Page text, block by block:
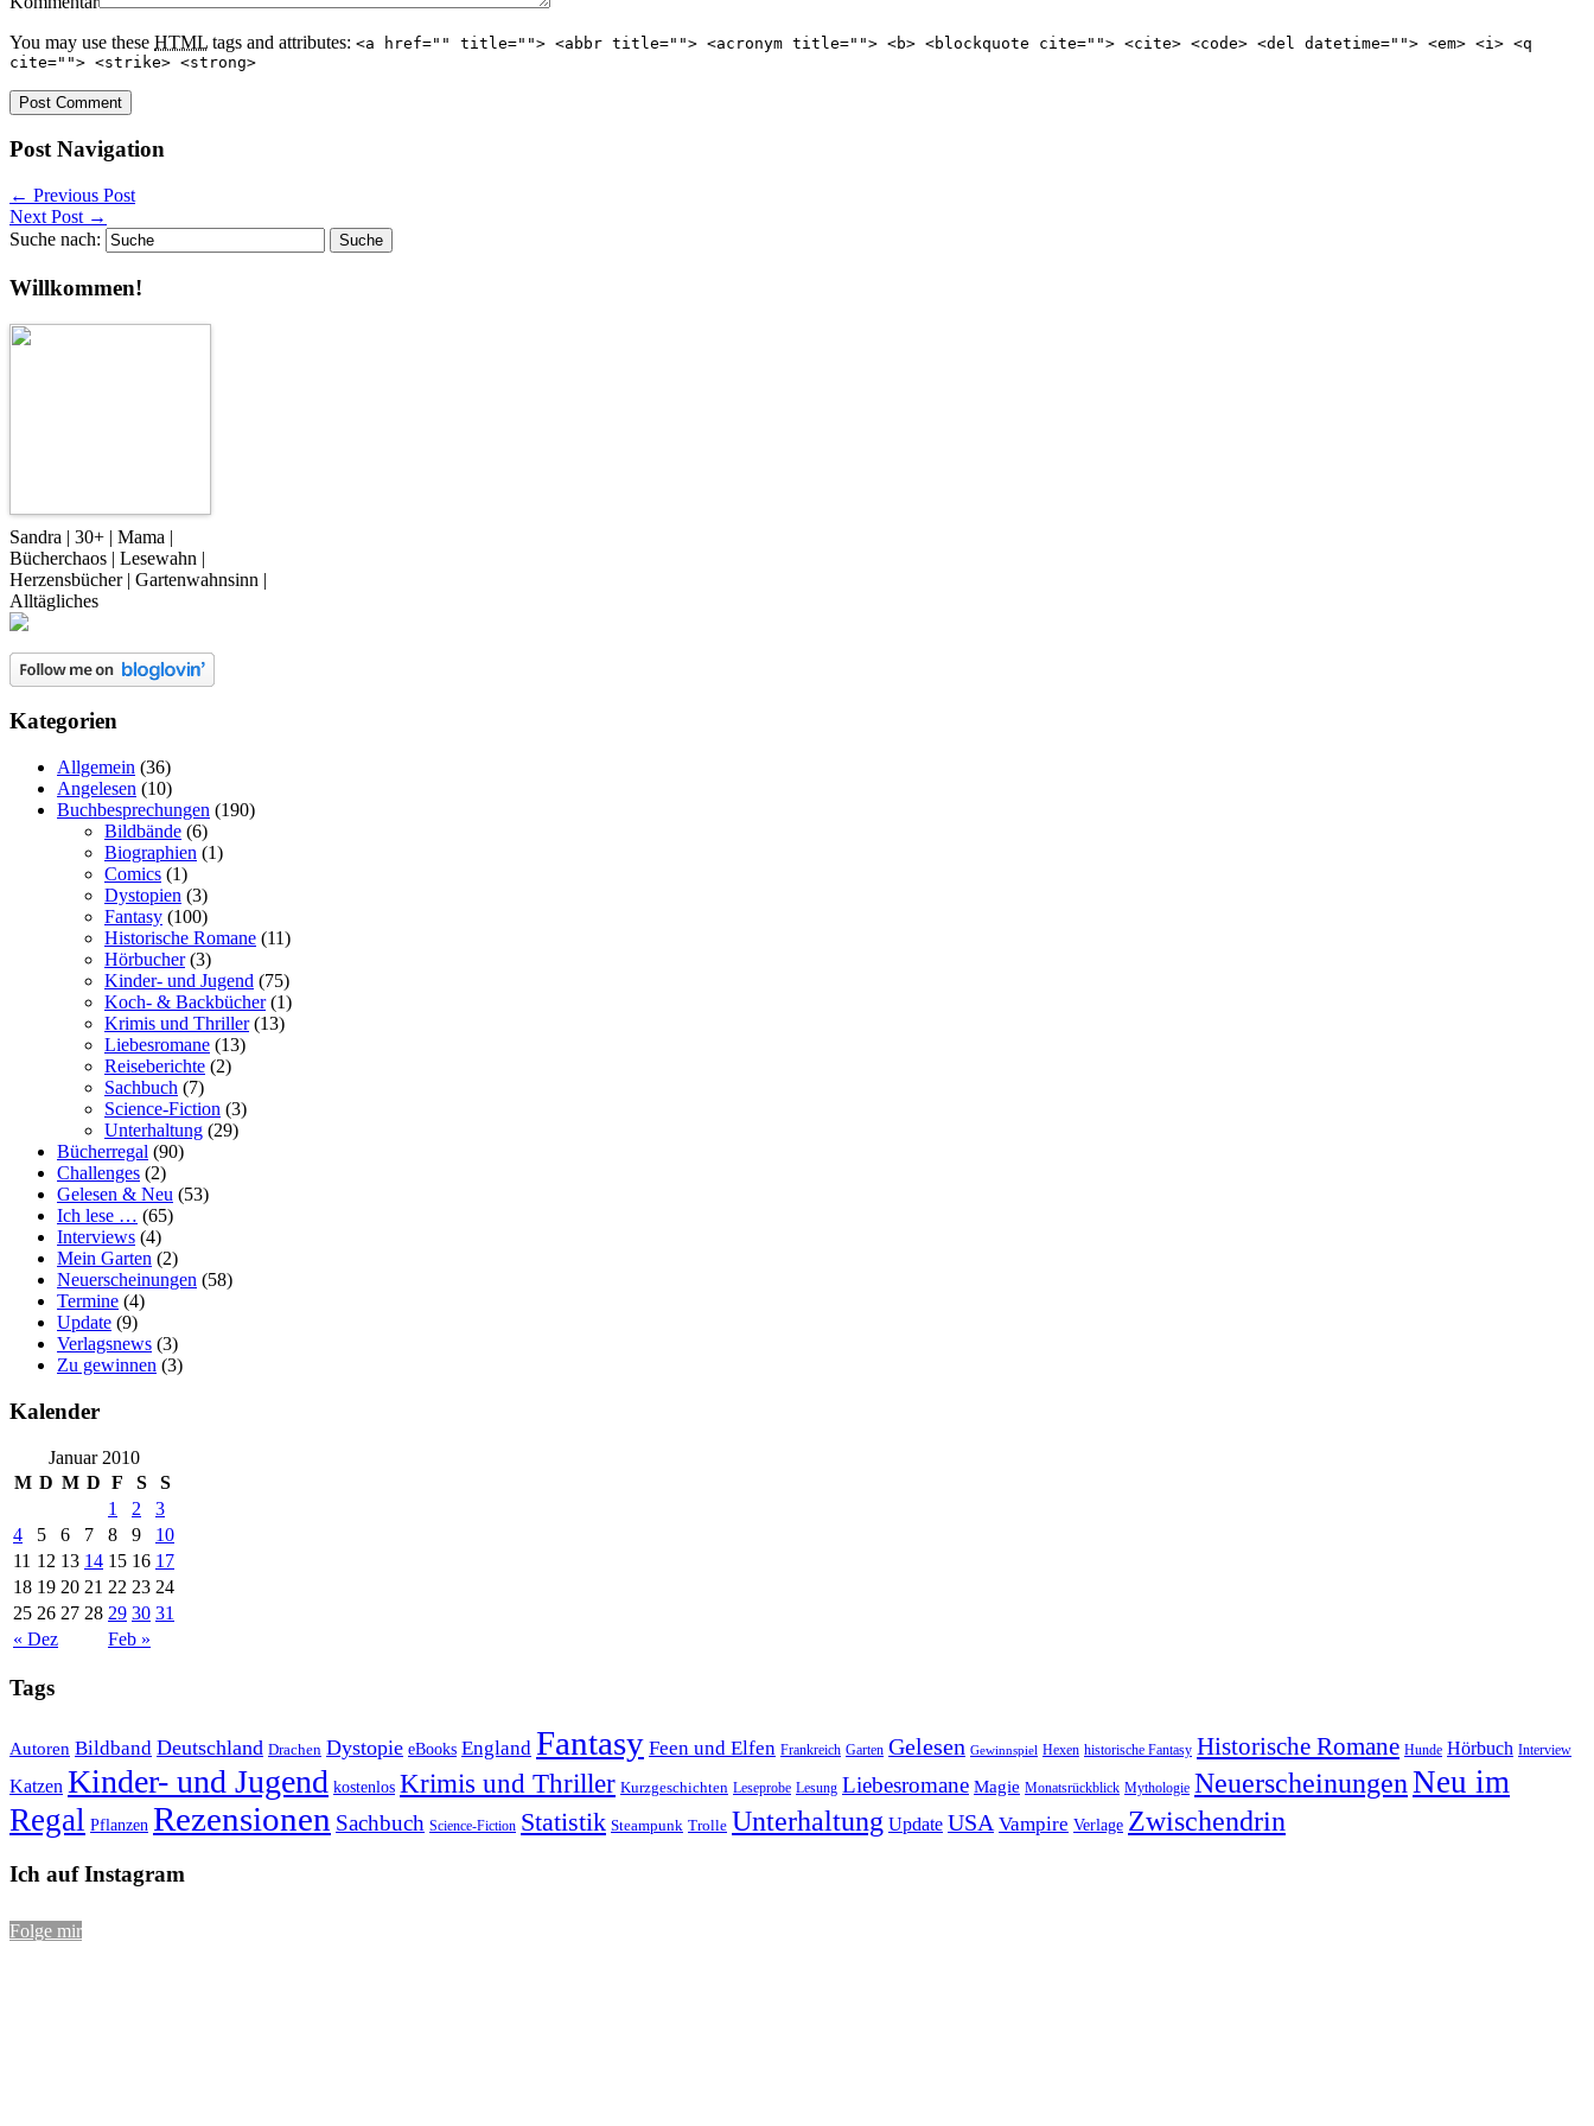
You may use these HTML tags and attributes: <a href="" title=""> <abbr title=""> <acronym title=""> <b> <blockquote cite=""> <cite> <code> <del datetime=""> <em> <i> <q
cite=""> <strike> <strong>
Post Navigation
← Previous Post
Next Post →
Suche nach:
Willkommen!
Sandra | 30+ | Mama |
Bücherchaos | Lesewahn |
Herzensbücher | Gartenwahnsinn |
Alltägliches
Kategorien
Allgemein (36)
Angelesen (10)
Buchbesprechungen (190)
Bildbände (6)
Biographien (1)
Comics (1)
Dystopien (3)
Fantasy (100)
Historische Romane (11)
Hörbucher(3)
Kinder- und Jugend (75)
Koch- & Backbücher(1)
Krimis und Thriller(13)
Liebesromane (13)
Reiseberichte (2)
Sachbuch (7)
Science-Fiction (3)
Unterhaltung (29)
Bücherregal (90)
Challenges (2)
Gelesen & Neu (53)
Ich lese … (65)
Interviews (4)
Mein Garten (2)
Neuerscheinungen (58)
Termine (4)
Update (9)
Verlagsnews (3)
Zu gewinnen (3)
Kalender
Januar 2010
M D M D F S S
« Dez Feb »
1 2
3
4
5 6 7 8 9
10
11 12 13 14 15 16 17
18 19 20 21 22 23 24
25 26 27 28 29 30 31
Tags
Autoren Bildband Deutschland Drachen Dystopie eBooks England Fantasy Feen und Elfen Frankreich Garten Gelesen Gewinnspiel Hexen historische Fantasy Historische Romane Hunde Hörbuch Interview
Katzen Kinder- und Jugend kostenlos Krimis und Thriller Kurzgeschichten Leseprobe Lesung Liebesromane Magie Monatsrückblick Mythologie NeuerscheinungenNeu im
Regal Pflanzen Rezensionen Sachbuch Science-Fiction Statistik Steampunk Trolle Unterhaltung Update USA Vampire Verlage Zwischendrin
Ich auf Instagram
Folge mir